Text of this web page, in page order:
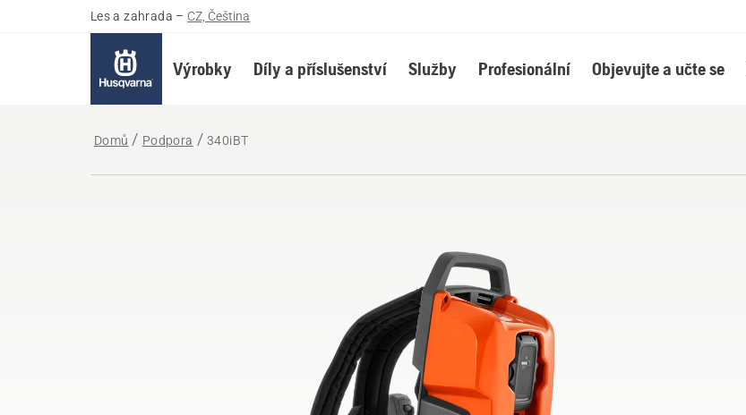
Les a zahrada – CZ, Čeština
Výrobky Díly a příslušenství Služby Profesionální Objevujte a učte se
Domů Podpora 340iBT